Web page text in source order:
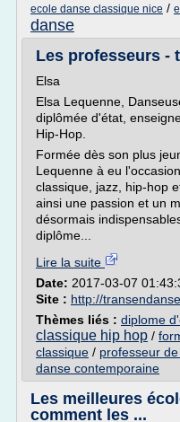
ecole danse classique nice /
danse
Les professeurs -
Elsa
Elsa Lequenne,
diplômée d'état,
Hip-Hop.
Formée dès son plus
Lequenne à eu
classique, jazz, hip-hop
ainsi une passion et un
désormais
diplôme...
Lire la suite
Date: 2017-03-07
Site : http://
Thèmes liés : diplome
classique hip hop /
classique / professeur
danse contemporaine
Les meilleures
comment les ...